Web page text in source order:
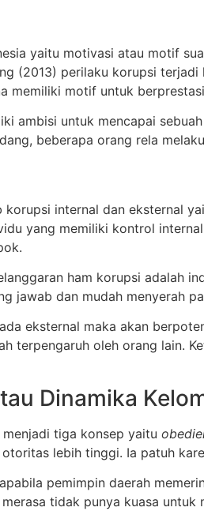
yaitu motivasi atau motif
(2013) perilaku korupsi
memiliki motif untuk
ambisi untuk mencapai
beberapa orang rela
internal dan eksternal
yang memiliki kontrol
ham korupsi adalah
jawab dan mudah menyerah
eksternal maka akan
terpengaruh oleh orang lain.
Dinamika
tiga konsep yaitu
lebih tinggi. Ia patuh
apabila pemimpin daerah
tidak punya kuasa untuk